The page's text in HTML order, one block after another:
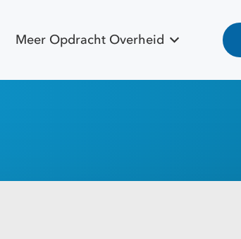
Meer Opdracht Overheid